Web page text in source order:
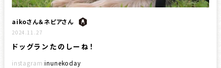
aikoさん＆ネピアさん
2024.11.27
ドッグランたのしーね！
instagram:inunekoday